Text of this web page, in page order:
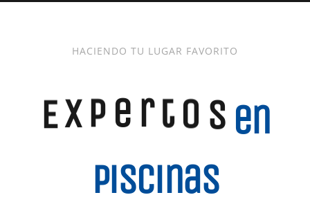
HACIENDO TU LUGAR FAVORITO
Ex p e r t o s en
piscinas